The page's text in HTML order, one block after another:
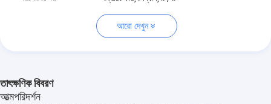
আরো দেখুন
তাৎক্ষণিক বিবরণ
আত্মপরিদর্শন